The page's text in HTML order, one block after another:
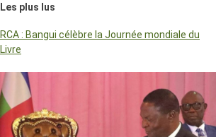
Les plus lus
RCA : Bangui célèbre la Journée mondiale du
Livre